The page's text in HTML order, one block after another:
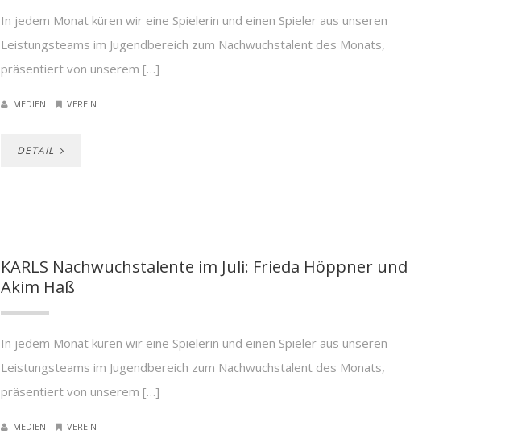
In jedem Monat küren wir eine Spielerin und einen Spieler aus unseren
Leistungsteams im Jugendbereich zum Nachwuchstalent des Monats,
präsentiert von unserem […]
MEDIEN VEREIN
DETAIL
KARLS Nachwuchstalente im Juli: Frieda Höppner und
Akim Haß
In jedem Monat küren wir eine Spielerin und einen Spieler aus unseren
Leistungsteams im Jugendbereich zum Nachwuchstalent des Monats,
präsentiert von unserem […]
MEDIEN VEREIN